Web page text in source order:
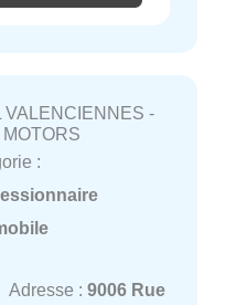
VALENCIENNES -
:
Adresse : 9006 Rue